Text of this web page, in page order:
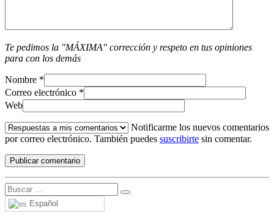
Te pedimos la "MÁXIMA" corrección y respeto en tus opiniones
para con los demás
Nombre *
Correo electrónico *
Web
Notificarme los nuevos comentarios
por correo electrónico. También puedes suscribirte sin comentar.
Español